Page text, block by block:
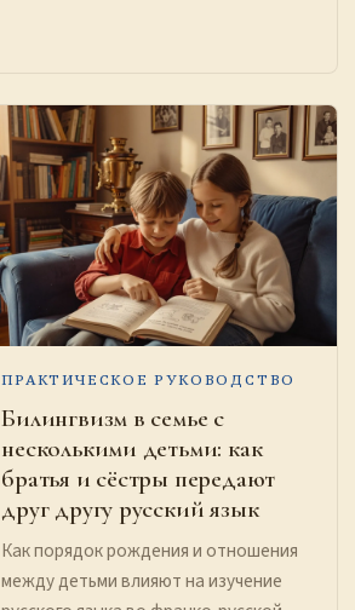
ПРАКТИЧЕСКОЕ РУКОВОДСТВО
Билингвизм в семье с
несколькими детьми: как
братья и сёстры передают
друг другу русский язык
Как порядок рождения и отношения
между детьми влияют на изучение